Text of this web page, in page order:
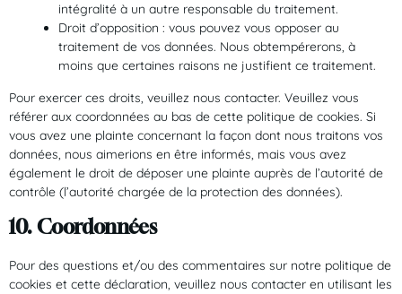
intégralité à un autre responsable du traitement.
Droit d’opposition : vous pouvez vous opposer au
traitement de vos données. Nous obtempérerons, à
moins que certaines raisons ne justifient ce traitement.
Pour exercer ces droits, veuillez nous contacter. Veuillez vous
référer aux coordonnées au bas de cette politique de cookies. Si
vous avez une plainte concernant la façon dont nous traitons vos
données, nous aimerions en être informés, mais vous avez
également le droit de déposer une plainte auprès de l’autorité de
contrôle (l’autorité chargée de la protection des données).
10. Coordonnées
Pour des questions et/ou des commentaires sur notre politique de
cookies et cette déclaration, veuillez nous contacter en utilisant les